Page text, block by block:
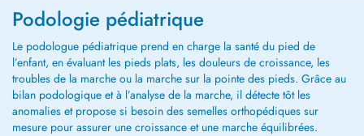
règlement s'effectue exclusivement en espèces.
Information compl...
Podologie pédiatrique
Le podologue pédiatrique prend en charge la santé du pied de
l’enfant, en évaluant les pieds plats, les douleurs de croissance, les
troubles de la marche ou la marche sur la pointe des pieds. Grâce au
bilan podologique et à l’analyse de la marche, il détecte tôt les
anomalies et propose si besoin des semelles orthopédiques sur
mesure pour assurer une croissance et une marche équilibrées.